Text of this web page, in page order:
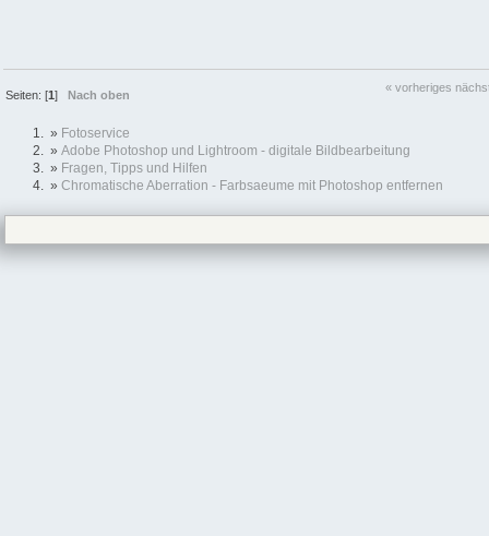
Seiten: [1]Nach oben
« vorheriges
» Fotoservice
» Adobe Photoshop und Lightroom - digitale Bildbearbeitung
» Fragen, Tipps und Hilfen
» Chromatische Aberration - Farbsaeume mit Photoshop entfernen